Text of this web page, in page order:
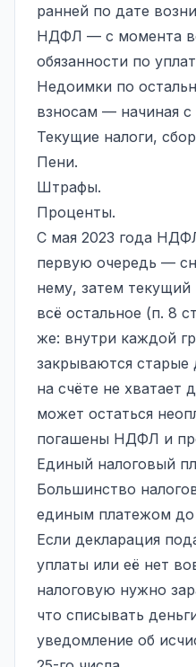
ранней по дате
НДФЛ — с момента
обязанности по
Недоимки по
взносам — начиная с
Текущие налоги,
Пени.
Штрафы.
Проценты.
С мая 2023 года
первую очередь —
нему, затем текущий
всё остальное (п. 8
же: внутри каждой
закрываются старые
на счёте не хватает
может остаться
погашены НДФЛ и
Единый налоговый
Большинство
единым платежом до
Если декларация
уплаты или её нет
налоговую нужно
что списывать
уведомление об